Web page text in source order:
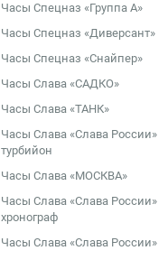
Часы Спецназ «Группа А»
Часы Спецназ «Диверсант»
Часы Спецназ «Снайпер»
Часы Слава «САДКО»
Часы Слава «ТАНК»
Часы Слава «Слава России»
турбийон
Часы Слава «МОСКВА»
Часы Слава «Слава России»
хронограф
Часы Слава «Слава России»